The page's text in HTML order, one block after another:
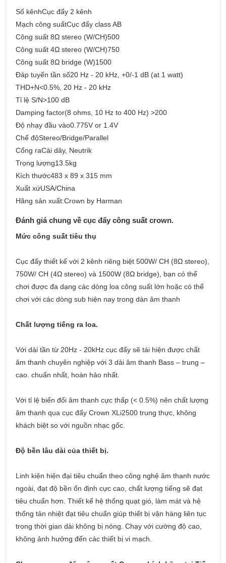
Số kênhCục đẩy 2 kênh
Mạch công suấtCục đẩy class AB
Công suất 8Ω stereo (W/CH)500
Công suất 4Ω stereo (W/CH)750
Công suất 8Ω bridge (W)1500
Đáp tuyến tần số20 Hz - 20 kHz, +0/-1 dB (at 1 watt)
THD+N<0.5%, 20 Hz - 20 kHz
Tỉ lệ S/N>100 dB
Damping factor(8 ohms, 10 Hz to 400 Hz) >200
Độ nhạy đầu vào0.775V or 1.4V
Chế độStereo/Bridge/Parallel
Cổng raCài dây, Neutrik
Trọng lượng13.5kg
Kích thước483 x 89 x 315 mm
Xuất xứUSA/China
Hãng sản xuất:Crown by Harman
Đánh giá chung về cục đẩy công suất crown.
Mức công suất tiêu thụ
Cục đẩy thiết kế với 2 kênh riêng biệt 500W/ CH (8Ω stereo),
750W/ CH (4Ω stereo) và 1500W (8Ω bridge), bạn có thể
chơi được đa dạng các dòng loa công suất lớn hoặc có thể
chơi với các dòng sub hiện nay trong dàn âm thanh
Chất lượng tiếng ra loa.
Với dải tần từ 20Hz - 20kHz cục đẩy sẽ tái hiện được chất
âm thanh chuyên nghiệp với 3 dải âm thanh Bass – trung –
cao. chuẩn nhất, hoàn hảo nhất.
Với tỉ lệ biến đổi âm thanh cực thấp (< 0.5%) nên chất lượng
âm thanh qua cục đẩy Crown XLi2500 trung thực, không
khách biệt so với nguồn nhạc gốc.
Độ bền lâu dài của thiết bị.
Linh kiện hiện đại tiêu chuẩn theo công nghệ âm thanh nước
ngoài, đạt độ bền ổn định cực cao, chất lượng tiếng sẽ đạt
tiêu chuẩn hơn. Thiết kế hệ thống quạt gió, làm mát và hệ
thống tản nhiệt đạt tiêu chuẩn giúp thiết bị vận hàng liên tục
trong thời gian dài không bị nóng. Chạy với cường độ cao,
không ảnh hưởng đến các thiết bị vi mạch.